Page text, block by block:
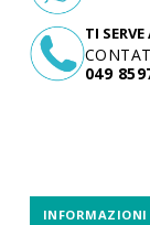
TI
049
INFORMAZIONI